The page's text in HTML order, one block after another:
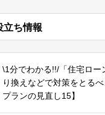
立ち情報
\1分でわかる!!/「住宅ロ
り換えなどで対策をとる
プランの見直し15】